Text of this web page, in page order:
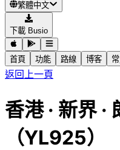
繁體中文
下載 Busio
首頁 功能 路線 博客
返回上一頁
香港 · 新界 ·
（YL925）